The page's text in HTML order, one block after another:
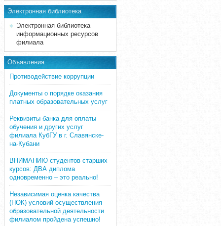
Электронная библиотека
Электронная библиотека
информационных ресурсов
филиала
Объявления
Противодействие коррупции
Документы о порядке оказания
платных образовательных услуг
Реквизиты банка для оплаты
обучения и других услуг
филиала КубГУ в г. Славянске-
на-Кубани
ВНИМАНИЮ студентов старших
курсов: ДВА диплома
одновременно – это реально!
Независимая оценка качества
(НОК) условий осуществления
образовательной деятельности
филиалом пройдена успешно!